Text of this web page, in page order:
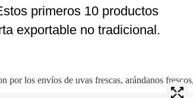
primeros 10 productos
exportable no tradicional.